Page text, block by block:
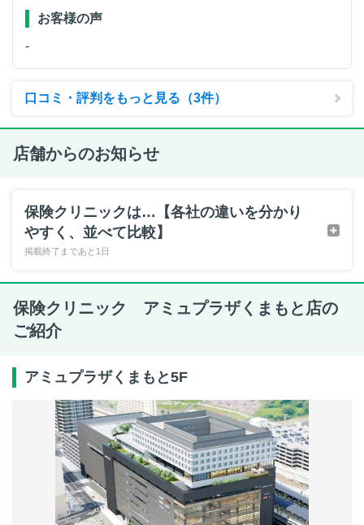
お客様の声
-
口コミ・評判をもっと見る（3件）
店舗からのお知らせ
保険クリニックは…【各社の違いを分かり
やすく、並べて比較】
掲載終了まであと1日
保険クリニック アミュプラザくまもと店の
ご紹介
アミュプラザくまもと5F